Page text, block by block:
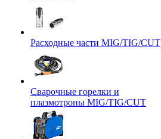
Расходные части MIG/TIG/CUT
Сварочные горелки и
плазмотроны MIG/TIG/CUT